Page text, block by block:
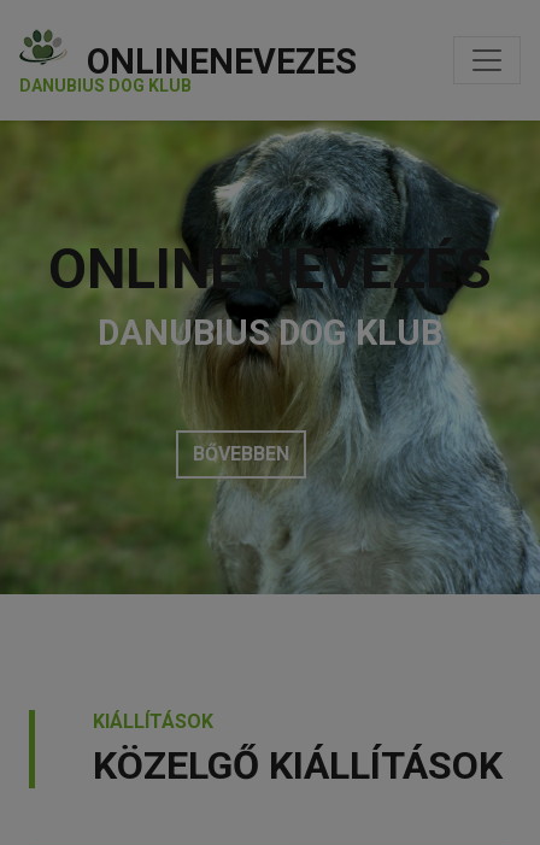
ONLINENEVEZES
DANUBIUS DOG KLUB
ONLINE NEVEZÉS
DANUBIUS DOG KLUB
BŐVEBBEN
KIÁLLÍTÁSOK
KÖZELGŐ KIÁLLÍTÁSOK